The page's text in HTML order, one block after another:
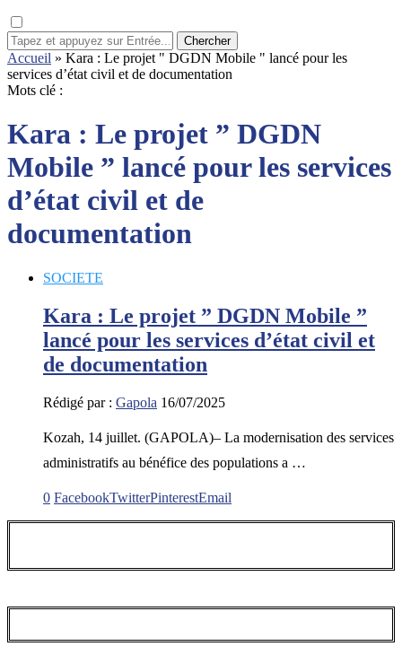
Chercher
Accueil » Kara : Le projet " DGDN Mobile " lancé pour les
services d’état civil et de documentation
Mots clé :
Kara : Le projet ” DGDN
Mobile ” lancé pour les services
d’état civil et de
documentation
SOCIETE
Kara : Le projet ” DGDN Mobile ”
lancé pour les services d’état civil et
de documentation
Rédigé par : Gapola 16/07/2025
Kozah, 14 juillet. (GAPOLA)– La modernisation des services
administratifs au bénéfice des populations a …
0 FacebookTwitterPinterestEmail